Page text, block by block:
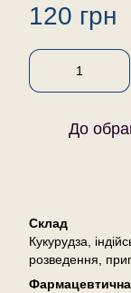
120 грн
До
Склад
Кукурудза,
розведення,
Фармацевтична